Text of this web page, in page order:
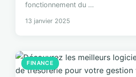
fonctionnement du ...
13 janvier 2025
FINANCE